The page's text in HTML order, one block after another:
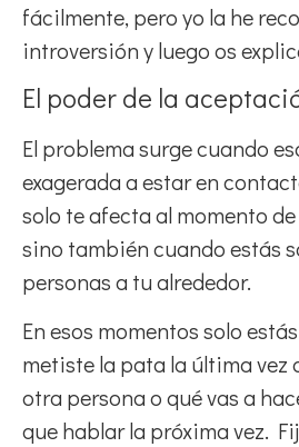
fácilmente, pero yo la he
introversión y luego os
El poder de la
El problema surge cuando
exagerada a estar en
solo te afecta al momento
sino también cuando estás
personas a tu alrededor.
En esos momentos solo
metiste la pata la última vez
otra persona o qué vas a
que hablar la próxima vez.